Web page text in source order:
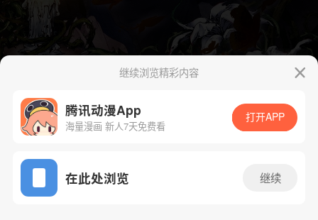
App免费看
下一话 腾漫App免费看
继续浏览精彩内容
腾讯动漫App
海量漫画 新人7天免费看
打开APP
在此处浏览 继续